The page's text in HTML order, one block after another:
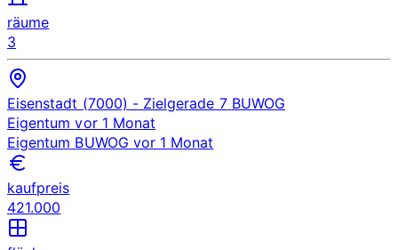
räume
3
Eisenstadt (7000) - Zielgerade 7 BUWOG
Eigentum vor 1 Monat
Eigentum BUWOG vor 1 Monat
kaufpreis
421.000